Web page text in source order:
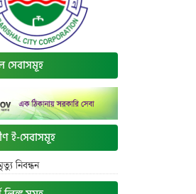
সেবাসমূহ
ই-সেবাসমূহ
নিবন্ধন